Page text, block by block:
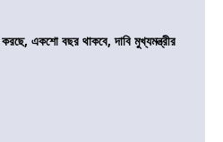
একশো বছর থাকবে, দাবি মুখ্যমন্ত্রীর